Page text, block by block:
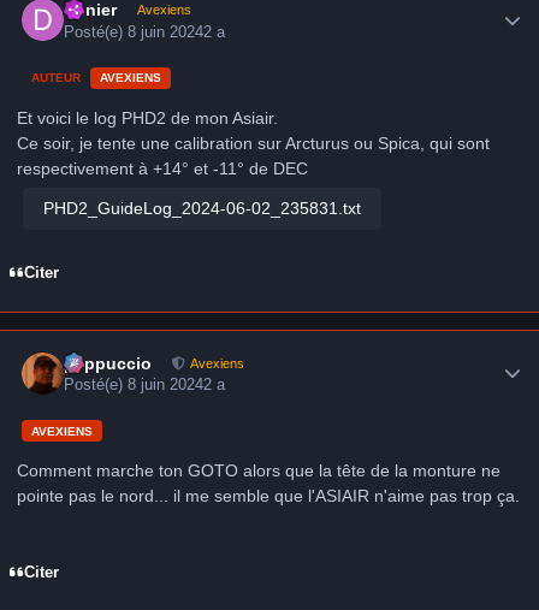
Denier Avexiens
Posté(e)8 juin 20242 a
AUTEUR AVEXIENS
Et voici le log PHD2 de mon Asiair.
Ce soir, je tente une calibration sur Arcturus ou Spica, qui sont
respectivement à +14° et -11° de DEC
PHD2_GuideLog_2024-06-02_235831.txt
Citer
peppuccio Avexiens
Posté(e)8 juin 20242 a
AVEXIENS
Comment marche ton GOTO alors que la tête de la monture ne
pointe pas le nord... il me semble que l'ASIAIR n'aime pas trop ça.
Citer